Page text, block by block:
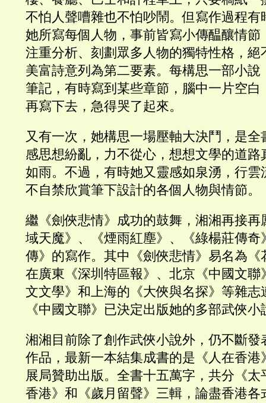
不怕人聲嘈雜也不怕吵鬧。但寫作過程有
她所寫每個人物，事前皆寫小傳醖釀情節
注重分析、刻劃眾多人物的獨特性格，絕
美富詩意列為第二要素。每構思一部小說
筆記，有時寫到某些章節，腦中一片空白
再寫下去，急得哭了起來。
又有一次，她構思一場壓軸大決鬥，是
感思想紛亂，力不從心，想想文學的道路
如雨。不過，有時她又靈感如泉湧，行雲
不自禁欣賞筆下設計的各個人物與情節。
繼《劍俠悲情》成功的鼓舞，湘湘再接再
域天魔》、《煙雨紅塵》、《綠楊莊傳奇
傳》的寫作。其中《劍俠悲情》易名為《
在廣東《深圳特區報》、北京《中國文聯
文文學》和上海的《大俠與名探》等雜志
《中國文聯》已決定出版她的多部武俠小
湘湘目前除了創作武俠小說外，仍不斷發
作品，最新一本結集成書的是《人在香港
展局贊助出版。全書十五萬字，共分《太
香港》和《歲月留聲》三輯，論盡香港各